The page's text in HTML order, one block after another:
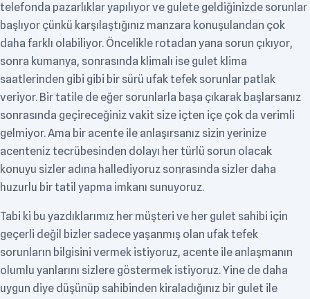
telefonda pazarlıklar yapılıyor ve gulete geldiğinizde sorunlar
başlıyor çünkü karşılaştığınız manzara konuşulandan çok
daha farklı olabiliyor. Öncelikle rotadan yana sorun çıkıyor,
sonra kumanya, sonrasında klimalı ise gulet klima
saatlerinden gibi gibi bir sürü ufak tefek sorunlar patlak
veriyor. Bir tatile de eğer sorunlarla başa çıkarak başlarsanız
sonrasında geçireceğiniz vakit size içten içe çok da verimli
gelmiyor. Ama bir acente ile anlaşırsanız sizin yerinize
acenteniz tecrübesinden dolayı her türlü sorun olacak
konuyu sizler adına hallediyoruz sonrasında sizler daha
huzurlu bir tatil yapma imkanı sunuyoruz.
Tabi ki bu yazdıklarımız her müşteri ve her gulet sahibi için
geçerli değil bizler sadece yaşanmış olan ufak tefek
sorunların bilgisini vermek istiyoruz, acente ile anlaşmanın
olumlu yanlarını sizlere göstermek istiyoruz. Yine de daha
uygun diye düşünüp sahibinden kiraladığınız bir gulet ile